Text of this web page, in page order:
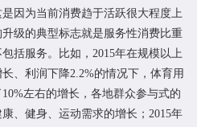
因为当前消费趋于活跃很大程度上
级的典型标志就是服务性消费比重
括服务。比如，2015年在规模以上
、利润下降2.2%的情况下，体育用
左右的增长，各地群众参与式的
、健身、运动需求的增长；2015年